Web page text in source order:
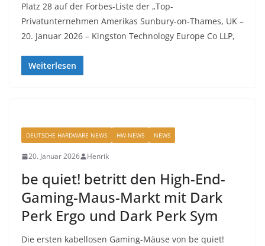
Platz 28 auf der Forbes-Liste der „Top-
Privatunternehmen Amerikas Sunbury-on-Thames, UK –
20. Januar 2026 – Kingston Technology Europe Co LLP,
Weiterlesen
DEUTSCHE HARDWARE NEWS HW-NEWS NEWS
20. Januar 2026 Henrik
be quiet! betritt den High-End-
Gaming-Maus-Markt mit Dark
Perk Ergo und Dark Perk Sym
Die ersten kabellosen Gaming-Mäuse von be quiet!